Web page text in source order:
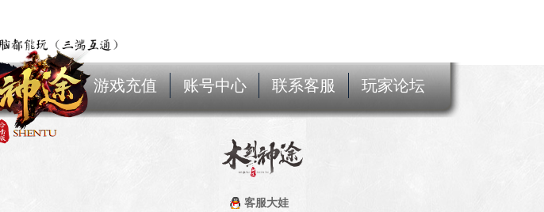
游戏充值 账号中心 联系客服 玩家论坛
客服大娃